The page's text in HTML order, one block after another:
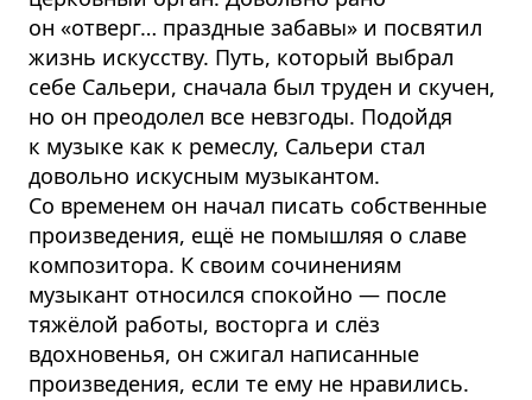
он «отверг… праздные забавы» и посвятил
жизнь искусству. Путь, который выбрал
себе Сальери, сначала был труден и скучен,
но он преодолел все невзгоды. Подойдя
к музыке как к ремеслу, Сальери стал
довольно искусным музыкантом.
Со временем он начал писать собственные
произведения, ещё не помышляя о славе
композитора. К своим сочинениям
музыкант относился спокойно — после
тяжёлой работы, восторга и слёз
вдохновенья, он сжигал написанные
произведения, если те ему не нравились.